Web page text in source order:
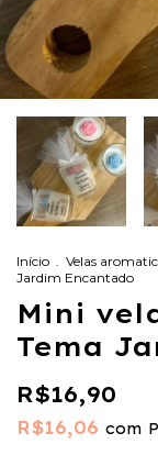
Início . Velas
Jardim Encantado
Mini
Tema
R$16,90
R$16,06 com